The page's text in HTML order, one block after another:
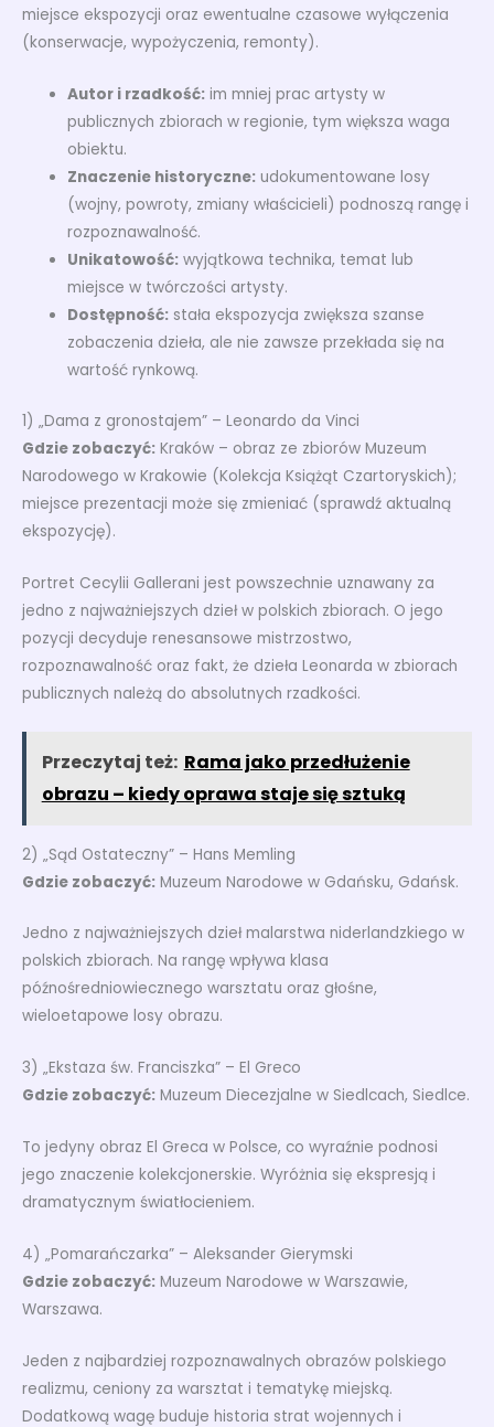
miejsce ekspozycji oraz ewentualne czasowe wyłączenia
(konserwacje, wypożyczenia, remonty).
Autor i rzadkość: im mniej prac artysty w
publicznych zbiorach w regionie, tym większa waga
obiektu.
Znaczenie historyczne: udokumentowane losy
(wojny, powroty, zmiany właścicieli) podnoszą rangę i
rozpoznawalność.
Unikatowość: wyjątkowa technika, temat lub
miejsce w twórczości artysty.
Dostępność: stała ekspozycja zwiększa szanse
zobaczenia dzieła, ale nie zawsze przekłada się na
wartość rynkową.
1) „Dama z gronostajem” – Leonardo da Vinci
Gdzie zobaczyć: Kraków – obraz ze zbiorów Muzeum
Narodowego w Krakowie (Kolekcja Książąt Czartoryskich);
miejsce prezentacji może się zmieniać (sprawdź aktualną
ekspozycję).
Portret Cecylii Gallerani jest powszechnie uznawany za
jedno z najważniejszych dzieł w polskich zbiorach. O jego
pozycji decyduje renesansowe mistrzostwo,
rozpoznawalność oraz fakt, że dzieła Leonarda w zbiorach
publicznych należą do absolutnych rzadkości.
Przeczytaj też: Rama jako przedłużenie
obrazu – kiedy oprawa staje się sztuką
2) „Sąd Ostateczny” – Hans Memling
Gdzie zobaczyć: Muzeum Narodowe w Gdańsku, Gdańsk.
Jedno z najważniejszych dzieł malarstwa niderlandzkiego w
polskich zbiorach. Na rangę wpływa klasa
późnośredniowiecznego warsztatu oraz głośne,
wieloetapowe losy obrazu.
3) „Ekstaza św. Franciszka” – El Greco
Gdzie zobaczyć: Muzeum Diecezjalne w Siedlcach, Siedlce.
To jedyny obraz El Greca w Polsce, co wyraźnie podnosi
jego znaczenie kolekcjonerskie. Wyróżnia się ekspresją i
dramatycznym światłocieniem.
4) „Pomarańczarka” – Aleksander Gierymski
Gdzie zobaczyć: Muzeum Narodowe w Warszawie,
Warszawa.
Jeden z najbardziej rozpoznawalnych obrazów polskiego
realizmu, ceniony za warsztat i tematykę miejską.
Dodatkową wagę buduje historia strat wojennych i